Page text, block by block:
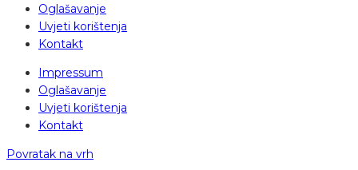
Oglašavanje
Uvjeti korištenja
Kontakt
Impressum
Oglašavanje
Uvjeti korištenja
Kontakt
Povratak na vrh